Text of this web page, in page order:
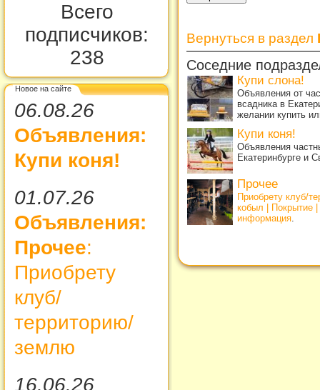
Всего
подписчиков:
238
Новое на сайте
06.08.26
Объявления:
Купи коня!
01.07.26
Объявления:
Прочее:
Приобрету
клуб/
территорию/
землю
16.06.26
Вернуться в раздел
Соседние
Купи слона!
Объявления от
всадника в
желании купить
Купи коня!
Объявления
Екатеринбурге и
Прочее
Приобрету клуб/
кобыл | Покрытие
информация